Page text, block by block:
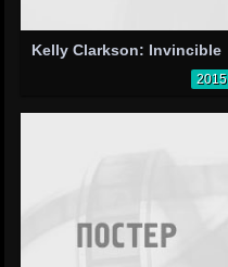
Kelly Clarkson: Invincible
2015